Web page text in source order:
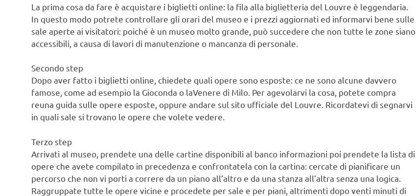
La prima cosa da fare è acquistare i biglietti online: la fila alla biglietteria del Louvre è leggendaria.
In questo modo potrete controllare gli orari del museo e i prezzi aggiornati ed informarvi bene sulle
sale aperte ai visitatori: poiché è un museo molto grande, può succedere che non tutte le zone siano
accessibili, a causa di lavori di manutenzione o mancanza di personale.
Secondo step
Dopo aver fatto i biglietti online, chiedete quali opere sono esposte: ce ne sono alcune davvero
famose, come ad esempio la Gioconda o laVenere di Milo. Per agevolarvi la cosa, potete compra
reuna guida sulle opere esposte, oppure andare sul sito ufficiale del Louvre. Ricordatevi di segnarvi
in quali sale si trovano le opere che volete vedere.
Terzo step
Arrivati al museo, prendete una delle cartine disponibili al banco informazioni poi prendete la lista di
opere che avete compilato in precedenza e confrontatela con la cartina: cercate di pianificare un
percorso che non vi porti a correre da un piano all’altro e da una stanza all’altra senza una logica.
Raggruppate tutte le opere vicine e procedete per sale e per piani, altrimenti dopo venti minuti di